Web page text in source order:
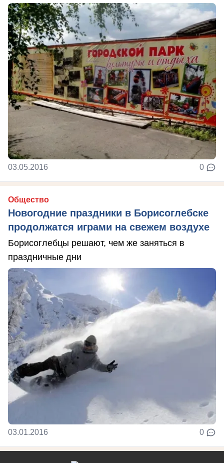
03.05.2016 0
Общество
Новогодние праздники в Борисоглебске
продолжатся играми на свежем воздухе
Борисоглебцы решают, чем же заняться в
праздничные дни
03.01.2016 0